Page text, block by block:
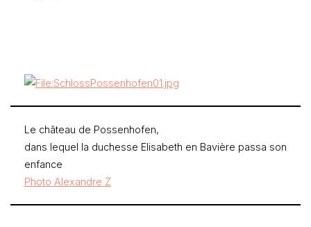
Le château de Possenhofen,
dans lequel la duchesse Elisabeth en Bavière passa son
enfance
Photo Alexandre Z